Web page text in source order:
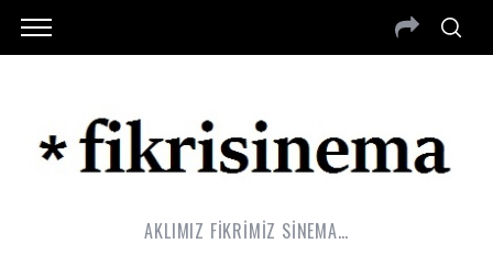
AKLIMIZ FİKRİMİZ SİNEMA…